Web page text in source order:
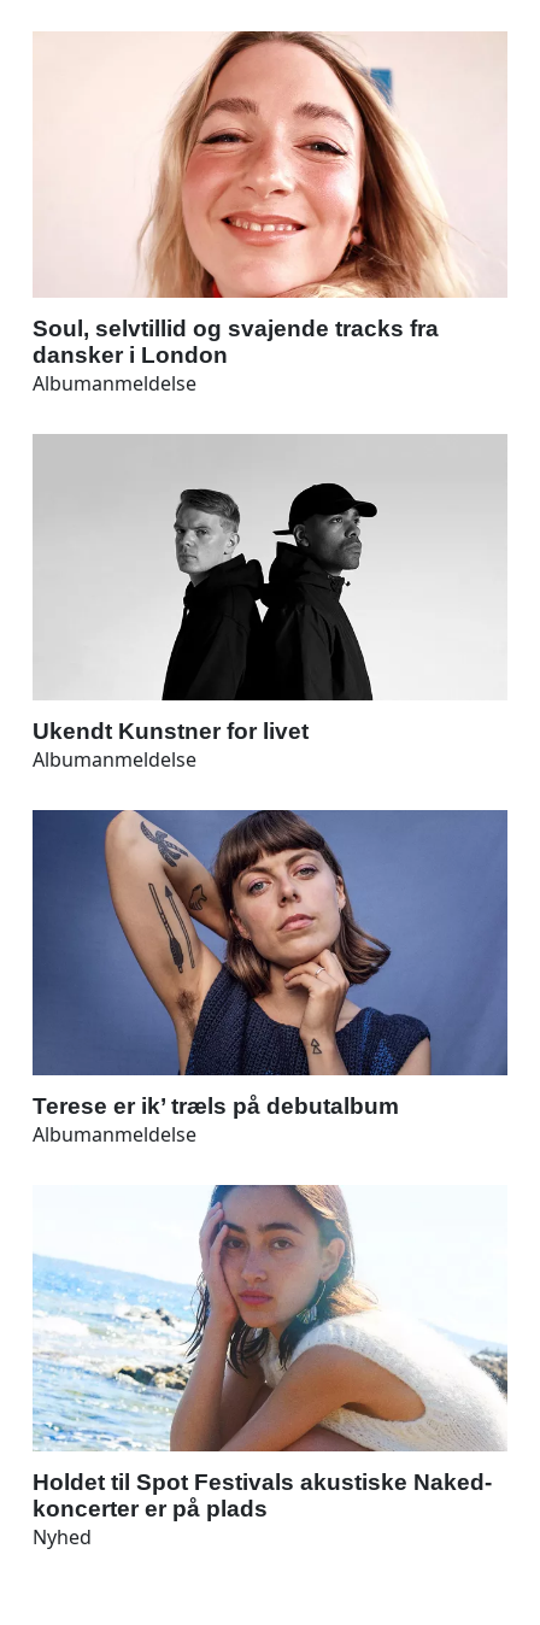
Soul, selvtillid og svajende tracks fra
dansker i London
Albumanmeldelse
Ukendt Kunstner for livet
Albumanmeldelse
Terese er ik’ træls på debutalbum
Albumanmeldelse
Holdet til Spot Festivals akustiske Naked-
koncerter er på plads
Nyhed